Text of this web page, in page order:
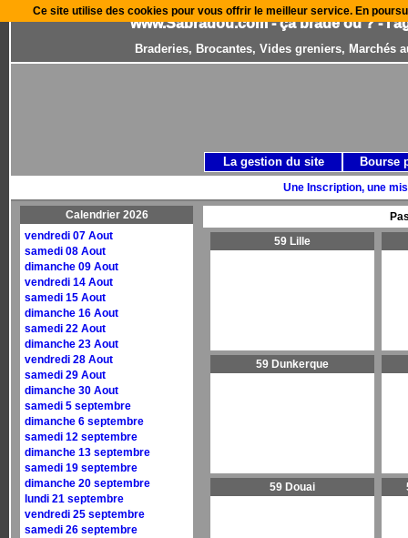
www.Sabradou.com - ça brade où ? -
Braderies, Brocantes, Vides greniers, Marchés
Une Inscription, une
Calendrier 2026
vendredi 07 Aout
samedi 08 Aout
dimanche 09 Aout
vendredi 14 Aout
samedi 15 Aout
dimanche 16 Aout
samedi 22 Aout
dimanche 23 Aout
vendredi 28 Aout
samedi 29 Aout
dimanche 30 Aout
samedi 5 septembre
dimanche 6 septembre
samedi 12 septembre
dimanche 13 septembre
samedi 19 septembre
dimanche 20 septembre
lundi 21 septembre
vendredi 25 septembre
samedi 26 septembre
59 Lille
59 Dunkerque
59 Douai
La gestion du site Bourse
Ce site utilise des cookies pour vous offrir le meilleur service. En